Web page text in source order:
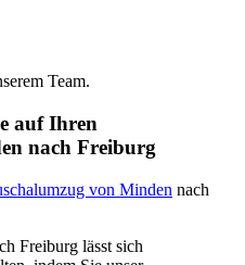
Team.
auf Ihren
nach Freiburg
von Minden nach
Freiburg lässt sich